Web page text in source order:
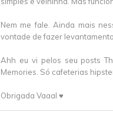
Nem me fale. Ainda mais
vontade de fazer
Ahh eu vi pelos seu posts
Memories. Só cafeterias
Obrigada Vaaal ♥